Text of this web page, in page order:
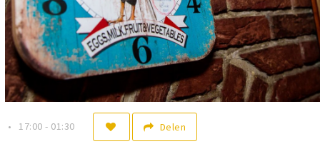
Delen
17:00 - 01:30